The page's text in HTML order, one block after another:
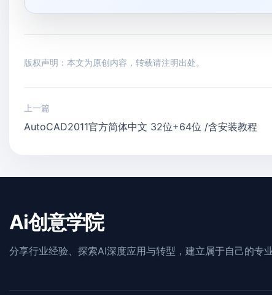
版权声明：本文为原创内容，转载请注明出处。
上一篇
AutoCAD2011官方简体中文 32位+64位 /含安装教程
Ai创意学院
分享行业经验、探索AI深度应用与转型，建立属于自己的专业